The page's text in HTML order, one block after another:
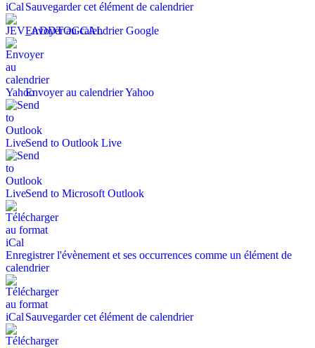
Sauvegarder cet élément de calendrier
Envoyer au calendrier Google
Envoyer au calendrier Yahoo
Send to Outlook Live
Send to Microsoft Outlook
Enregistrer l'évènement et ses occurrences comme un élément de
calendrier
Sauvegarder cet élément de calendrier